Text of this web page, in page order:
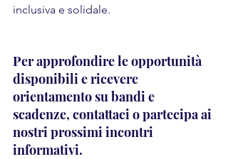
inclusiva e solidale.
Per approfondire le opportunità
disponibili e ricevere
orientamento su bandi e
scadenze, contattaci o partecipa ai
nostri prossimi incontri
informativi.